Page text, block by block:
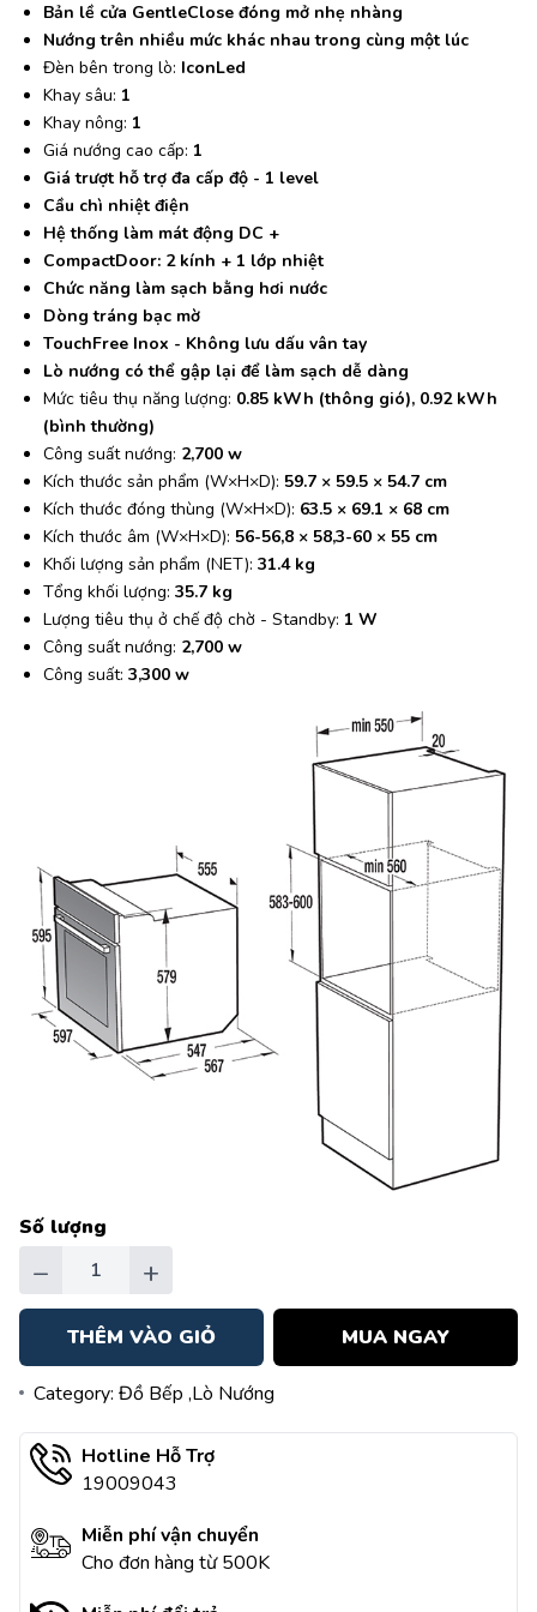
Bản lề cửa GentleClose đóng mở nhẹ nhàng
Nướng trên nhiều mức khác nhau trong cùng một lúc
Đèn bên trong lò: IconLed
Khay sâu: 1
Khay nông: 1
Giá nướng cao cấp: 1
Giá trượt hỗ trợ đa cấp độ - 1 level
Cầu chì nhiệt điện
Hệ thống làm mát động DC +
CompactDoor: 2 kính + 1 lớp nhiệt
Chức năng làm sạch bằng hơi nước
Dòng tráng bạc mờ
TouchFree Inox - Không lưu dấu vân tay
Lò nướng có thể gập lại để làm sạch dễ dàng
Mức tiêu thụ năng lượng: 0.85 kWh (thông gió), 0.92 kWh
(bình thường)
Công suất nướng: 2,700 w
Kích thước sản phẩm (W×H×D): 59.7 × 59.5 × 54.7 cm
Kích thước đóng thùng (W×H×D): 63.5 × 69.1 × 68 cm
Kích thước âm (W×H×D): 56-56,8 × 58,3-60 × 55 cm
Khối lượng sản phẩm (NET): 31.4 kg
Tổng khối lượng: 35.7 kg
Lượng tiêu thụ ở chế độ chờ - Standby: 1 W
Công suất nướng: 2,700 w
Công suất: 3,300 w
Số lượng
− +
THÊM VÀO GIỎ MUA NGAY
Category: Đồ Bếp ,Lò Nướng
Hotline Hỗ Trợ
19009043
Miễn phí vận chuyển
Cho đơn hàng từ 500K